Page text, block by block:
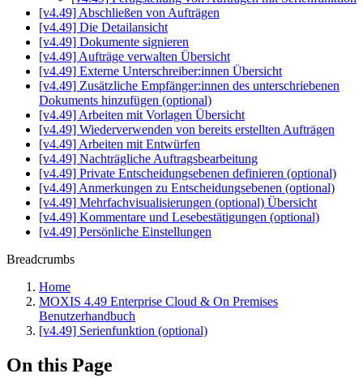
[v4.49] Abschließen von Aufträgen
[v4.49] Die Detailansicht
[v4.49] Dokumente signieren
[v4.49] Aufträge verwalten Übersicht
[v4.49] Externe Unterschreiber:innen Übersicht
[v4.49] Zusätzliche Empfänger:innen des unterschriebenen
Dokuments hinzufügen (optional)
[v4.49] Arbeiten mit Vorlagen Übersicht
[v4.49] Wiederverwenden von bereits erstellten Aufträgen
[v4.49] Arbeiten mit Entwürfen
[v4.49] Nachträgliche Auftragsbearbeitung
[v4.49] Private Entscheidungsebenen definieren (optional)
[v4.49] Anmerkungen zu Entscheidungsebenen (optional)
[v4.49] Mehrfachvisualisierungen (optional) Übersicht
[v4.49] Kommentare und Lesebestätigungen (optional)
[v4.49] Persönliche Einstellungen
Breadcrumbs
Home
MOXIS 4.49 Enterprise Cloud & On Premises
Benutzerhandbuch
[v4.49] Serienfunktion (optional)
On this Page